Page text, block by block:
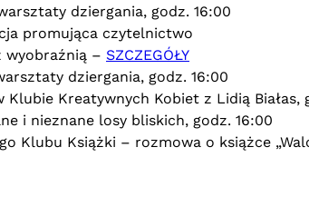
dziergania, godz. 16:00
promująca czytelnictwo
wyobraźnią – SZCZEGÓŁY
dziergania, godz. 16:00
Kreatywnych Kobiet z Lidią Białas,
i nieznane losy bliskich, godz. 16:00
Klubu Książki – rozmowa o książce